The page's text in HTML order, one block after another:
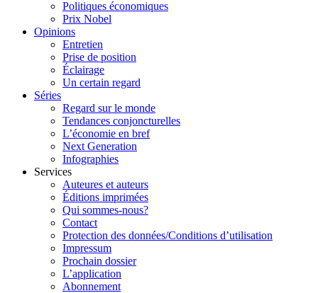
Politiques économiques
Prix Nobel
Opinions
Entretien
Prise de position
Éclairage
Un certain regard
Séries
Regard sur le monde
Tendances conjoncturelles
L’économie en bref
Next Generation
Infographies
Services
Auteures et auteurs
Éditions imprimées
Qui sommes-nous?
Contact
Protection des données/Conditions d’utilisation
Impressum
Prochain dossier
L’application
Abonnement